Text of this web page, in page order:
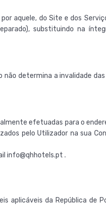
aquele, do Site e dos
substituindo na
determina a invalidade
efetuadas para o
pelo Utilizador na sua
info@qhhotels.pt .
aplicáveis da República de